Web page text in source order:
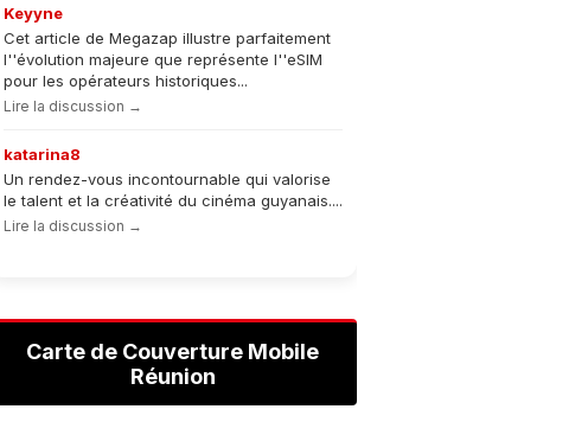
Keyyne
Cet article de Megazap illustre parfaitement
l''évolution majeure que représente l''eSIM
pour les opérateurs historiques...
Lire la discussion →
katarina8
Un rendez-vous incontournable qui valorise
le talent et la créativité du cinéma guyanais....
Lire la discussion →
Carte de Couverture Mobile
Réunion